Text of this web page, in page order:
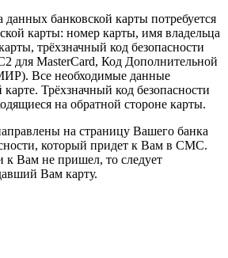
данных банковской карты потребуется
карты: номер карты, имя владельца
трёхзначный код безопасности
для MasterCard, Код Дополнительной
Все необходимые данные
Трёхзначный код безопасности
на обратной стороне карты.
на страницу Вашего банка
который придет к Вам в СМС.
к Вам не пришел, то следует
Вам карту.